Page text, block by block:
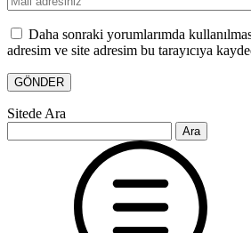
Daha sonraki yorumlarımda
adresim ve site adresim bu tarayıcıya
Sitede Ara